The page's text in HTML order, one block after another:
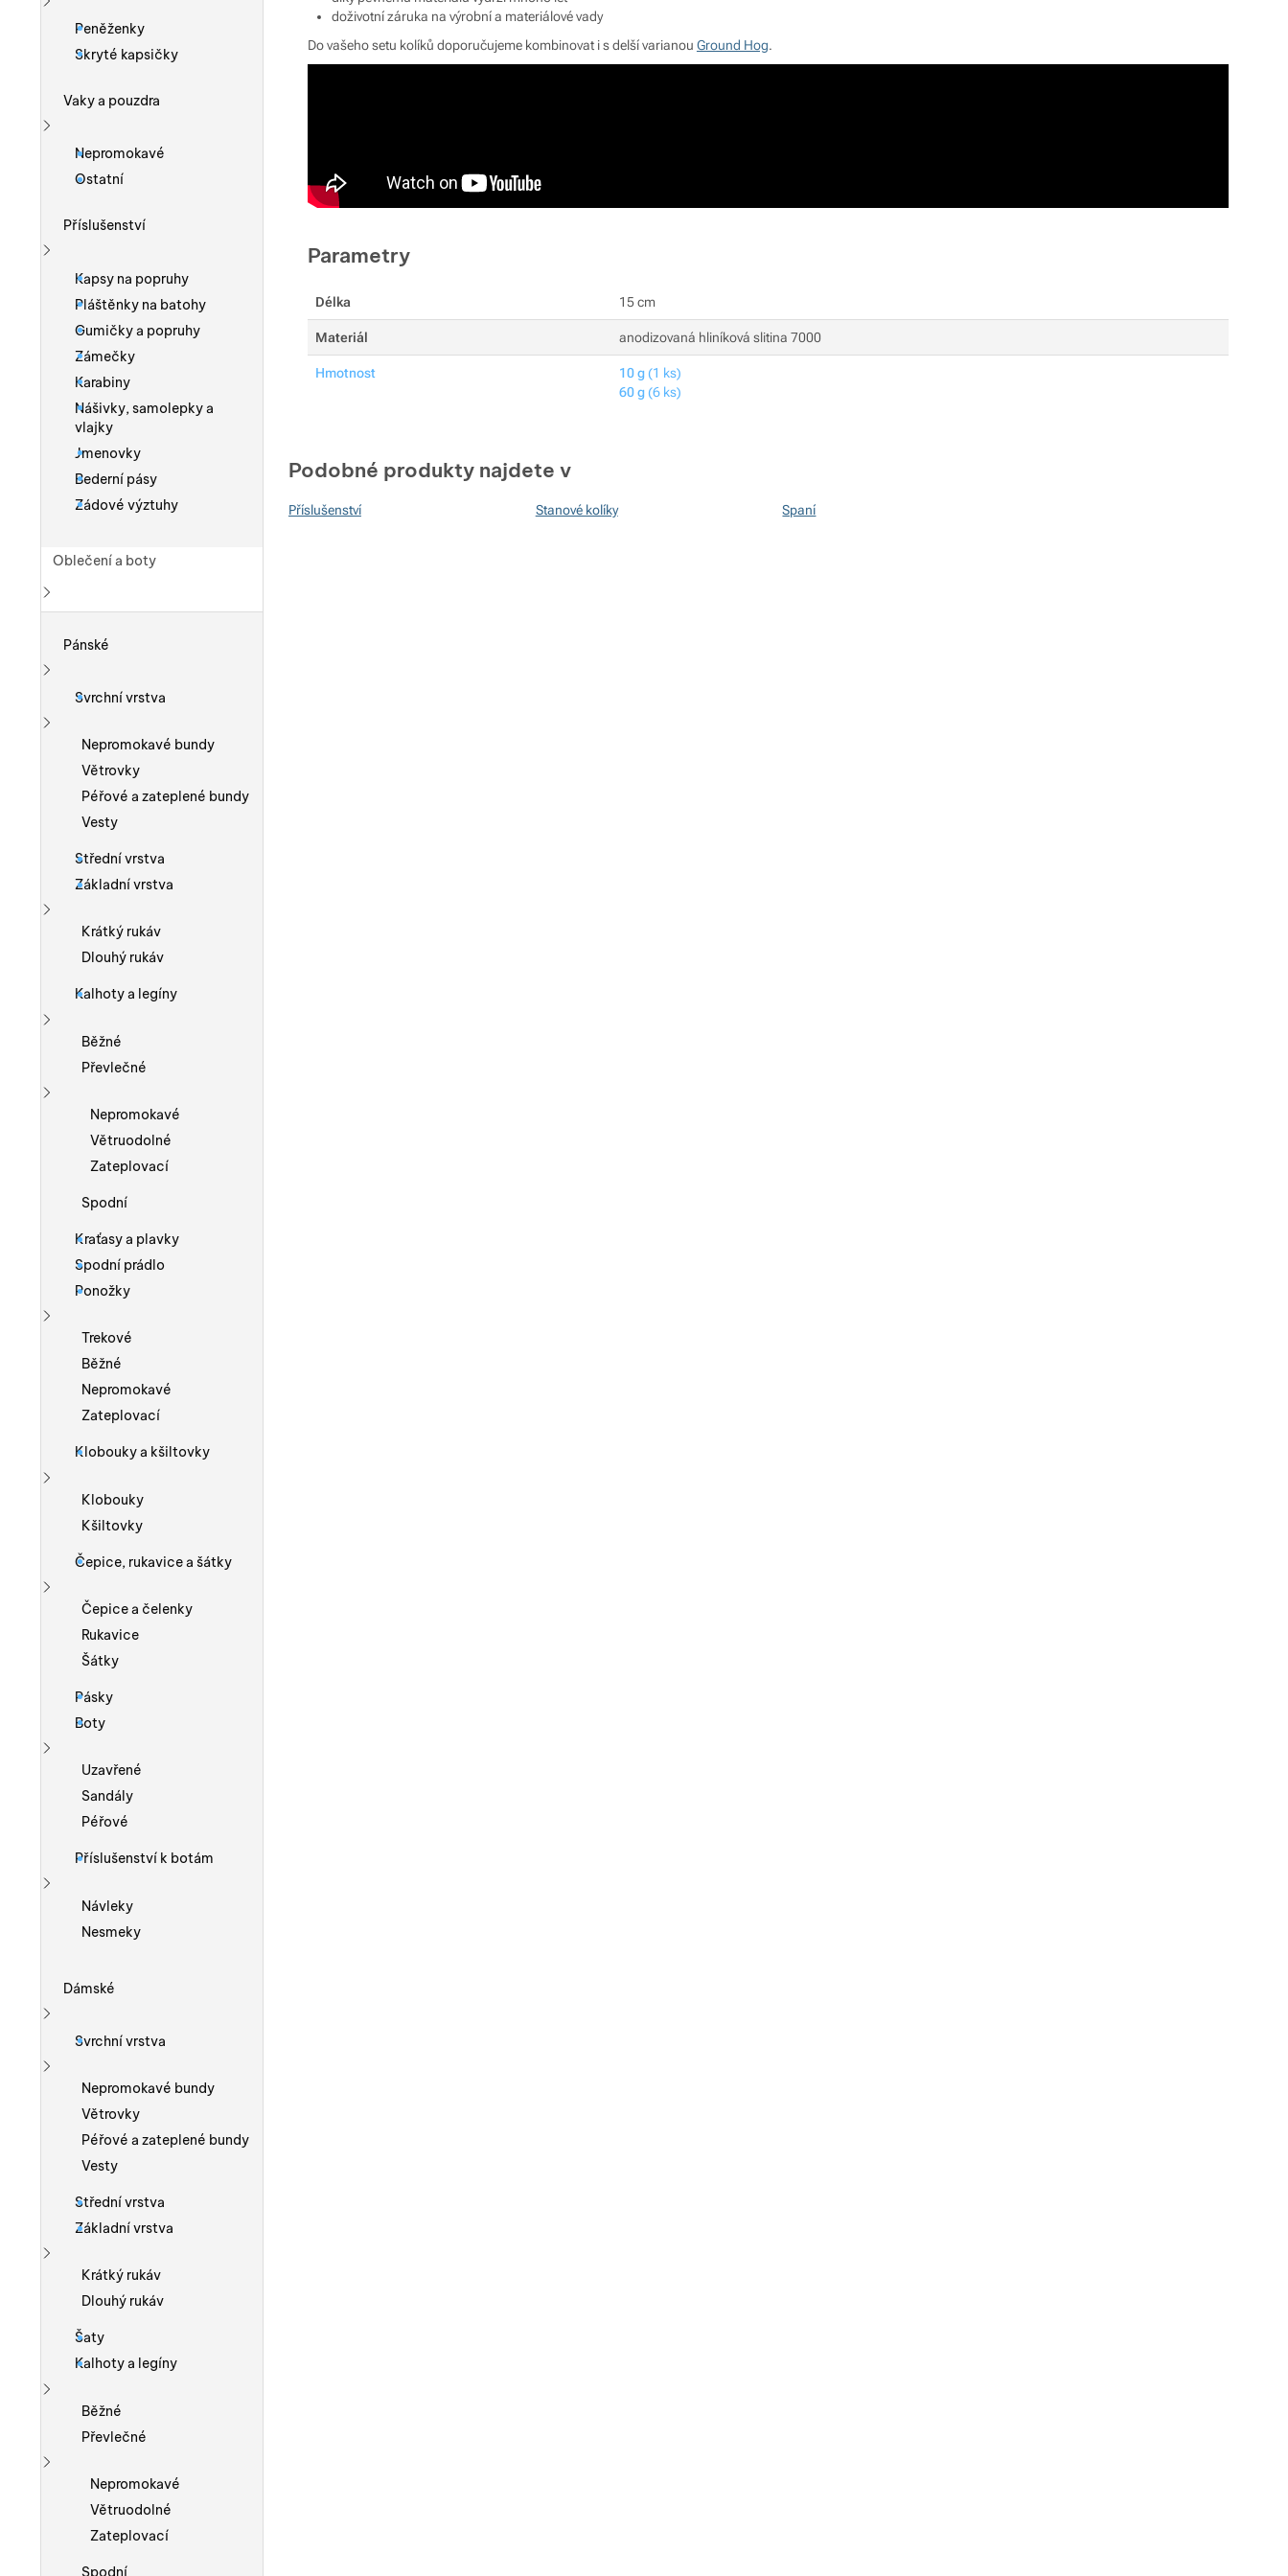
doživotní záruka na výrobní a materiálové vady
Do vašeho setu kolíků doporučujeme kombinovat i s delší varianou Ground Hog.
Parametry
Délka 15 cm
Materiál anodizovaná hliníková slitina 7000
Hmotnost 10 g(1 ks)
60 g(6 ks)
Podobné produkty najdete v
Příslušenství Stanové kolíky Spaní
Zobrazit více
Peněženky
Skryté kapsičky
Vaky a pouzdra
Zobrazit více
Nepromokavé
Ostatní
Příslušenství
Kapsy na popruhy
Pláštěnky na batohy
Gumičky a popruhy
Zámečky
Karabiny
Nášivky, samolepky a
vlajky
Jmenovky
Bederní pásy
Zádové výztuhy
Oblečení a boty
Pánské
Zobrazit více
Svrchní vrstva
Zobrazit více
Nepromokavé bundy
Větrovky
Péřové a zateplené bundy
Vesty
Střední vrstva
Základní vrstva
Zobrazit více
Krátký rukáv
Dlouhý rukáv
Kalhoty a legíny
Zobrazit více
Běžné
Převlečné
Zobrazit více
Nepromokavé
Větruodolné
Zateplovací
Spodní
Kraťasy a plavky
Spodní prádlo
Ponožky
Zobrazit více
Trekové
Běžné
Nepromokavé
Zateplovací
Klobouky a kšiltovky
Zobrazit více
Klobouky
Kšiltovky
Čepice, rukavice a šátky
Zobrazit více
Čepice a čelenky
Rukavice
Šátky
Pásky
Boty
Zobrazit více
Uzavřené
Sandály
Péřové
Příslušenství k botám
Zobrazit více
Návleky
Nesmeky
Dámské
Zobrazit více
Svrchní vrstva
Zobrazit více
Nepromokavé bundy
Větrovky
Péřové a zateplené bundy
Vesty
Střední vrstva
Základní vrstva
Zobrazit více
Krátký rukáv
Dlouhý rukáv
Šaty
Kalhoty a legíny
Zobrazit více
Běžné
Převlečné
Zobrazit více
Nepromokavé
Větruodolné
Zateplovací
Spodní